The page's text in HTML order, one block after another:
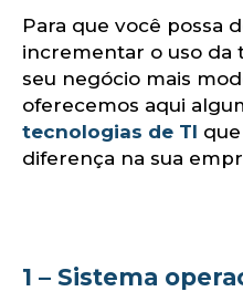
Para que você possa
incrementar o uso da
seu negócio mais
oferecemos aqui
tecnologias de TI
diferença na sua
1 – Sistema